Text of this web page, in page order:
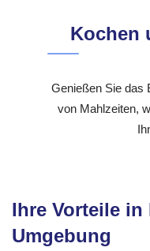
Kochen
Genießen Sie das
von Mahlzeiten,
Ihre Vorteile
Umgebung